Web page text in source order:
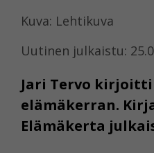
Kuva: Lehtikuva
Uutinen julkaistu:
Jari Tervo
elämäkerran.
Elämäkerta